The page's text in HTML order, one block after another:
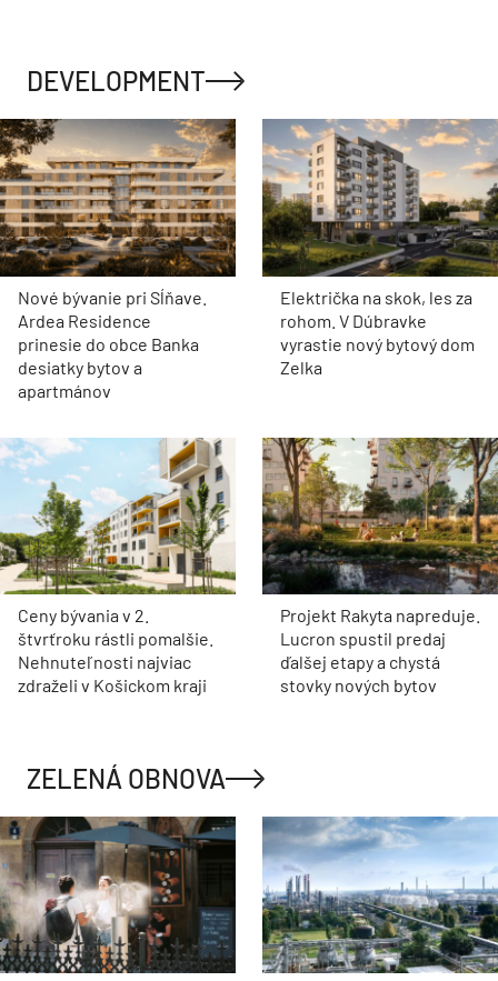
DEVELOPMENT
Nové bývanie pri Sĺňave.
Ardea Residence
prinesie do obce Banka
desiatky bytov a
apartmánov
Električka na skok, les za
rohom. V Dúbravke
vyrastie nový bytový dom
Zelka
Ceny bývania v 2.
štvrťroku rástli pomalšie.
Nehnuteľnosti najviac
zdraželi v Košickom kraji
Projekt Rakyta napreduje.
Lucron spustil predaj
ďalšej etapy a chystá
stovky nových bytov
ZELENÁ OBNOVA